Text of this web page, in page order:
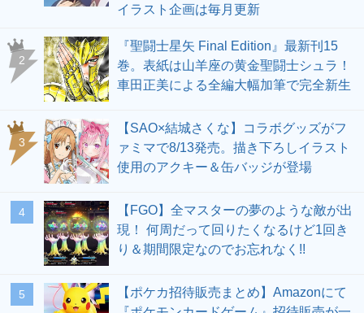
イラスト企画は毎月更新
2
『聖闘士星矢 Final Edition』最新刊15
巻。表紙は山羊座の黄金聖闘士シュラ！
車田正美による全編大幅加筆で完全新生
3
【SAO×結城さくな】コラボグッズがフ
ァミマで8/13発売。描き下ろしイラスト
使用のアクキー＆缶バッジが登場
4
【FGO】全マスターの夢のような敵が出
現！ 何周だって回りたくなるけど1回き
り＆期間限定なのでお忘れなく!!
5
【ポケカ招待販売まとめ】Amazonにて